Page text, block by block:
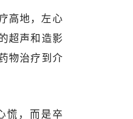
高地，左心
超声和造影
物治疗到介
慌，而是卒